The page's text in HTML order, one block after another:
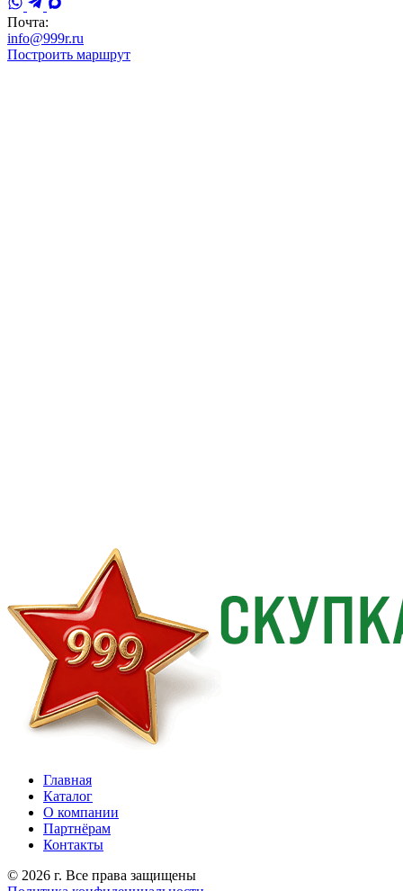
Почта:
info@999r.ru
Построить маршрут
Главная
Каталог
О компании
Партнёрам
Контакты
© 2026 г. Все права защищены